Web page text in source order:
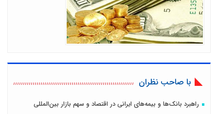
با صاحب نظران
راهبرد بانک‌ها و بیمه‌های ایرانی در اقتصاد و سهم بازار بین‌المللی